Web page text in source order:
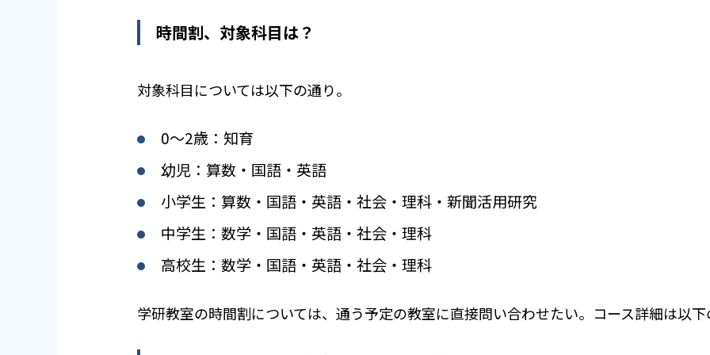
時間割、対象科目は？
対象科目については以下の通り。
0〜2歳：知育
幼児：算数・国語・英語
小学生：算数・国語・英語・社会・理科・新聞活用研究
中学生：数学・国語・英語・社会・理科
高校生：数学・国語・英語・社会・理科
学研教室の時間割については、通う予定の教室に直接問い合わせたい。コース詳細は以